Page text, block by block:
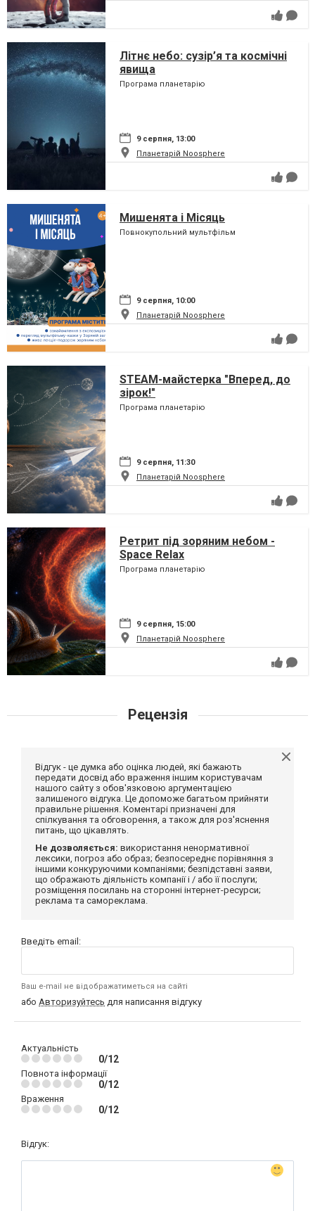
Літнє небо: сузір’я та космічні
явища
Програма планетарію
9 серпня, 13:00
Планетарій Noosphere
Мишенята і Місяць
Повнокупольний мультфільм
9 серпня, 10:00
Планетарій Noosphere
STEAM-майстерка "Вперед, до
зірок!"
Програма планетарію
9 серпня, 11:30
Планетарій Noosphere
Ретрит під зоряним небом -
Space Relax
Програма планетарію
9 серпня, 15:00
Планетарій Noosphere
Рецензія
Відгук - це думка або оцінка людей, які бажають
передати досвід або враження іншим користувачам
нашого сайту з обов'язковою аргументацією
залишеного відгука. Це допоможе багатьом прийняти
правильне рішення. Коментарі призначені для
спілкування та обговорення, а також для роз'яснення
питань, що цікавлять.
Не дозволяється: використання ненормативної
лексики, погроз або образ; безпосереднє порівняння з
іншими конкуруючими компаніями; безпідставні заяви,
що ображають діяльність компанії і / або її послуги;
розміщення посилань на сторонні інтернет-ресурси;
реклама та самореклама.
Введіть email:
Ваш e-mail не відображатиметься на сайті
або Авторизуйтесь для написання відгуку
Актуальність
0/12
Повнота інформації
0/12
Враження
0/12
Відгук: